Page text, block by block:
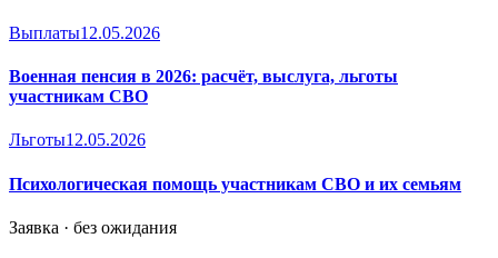
Выплаты12.05.2026
Военная пенсия в 2026: расчёт, выслуга, льготы
участникам СВО
Льготы12.05.2026
Психологическая помощь участникам СВО и их семьям
Заявка · без ожидания